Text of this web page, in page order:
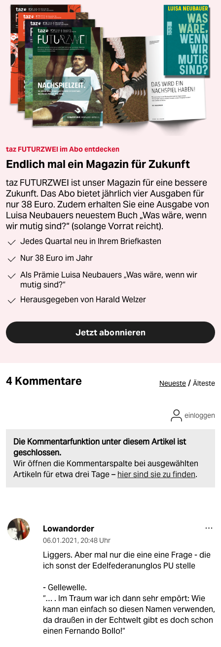
taz FUTURZWEI im Abo entdecken
Endlich mal ein Magazin für Zukunft
taz FUTURZWEI ist unser Magazin für eine bessere
Zukunft. Das Abo bietet jährlich vier Ausgaben für
nur 38 Euro. Zudem erhalten Sie eine Ausgabe von
Luisa Neubauers neuestem Buch „Was wäre, wenn
wir mutig sind?“ (solange Vorrat reicht).
Jedes Quartal neu in Ihrem Briefkasten
Nur 38 Euro im Jahr
Als Prämie Luisa Neubauers „Was wäre, wenn wir
mutig sind?“
Herausgegeben von Harald Welzer
Jetzt abonnieren
4 Kommentare Neueste / Älteste
Die Kommentarfunktion unter diesem Artikel ist
geschlossen.
Wir öffnen die Kommentarspalte bei ausgewählten
Artikeln für etwa drei Tage – hier sind sie zu finden.
einloggen
Lowandorder
06.01.2021, 20:48 Uhr
Liggers. Aber mal nur die eine eine Frage - die
ich sonst der Edelfederanunglos PU stelle
- Gellewelle.
“… . Im Traum war ich dann sehr empört: Wie
kann man einfach so diesen Namen verwenden,
da draußen in der Echtwelt gibt es doch schon
einen Fernando Bollo!“